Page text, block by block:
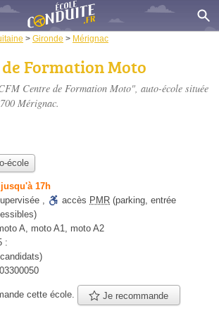
> Gironde > Mérignac
de Formation Moto
Centre de Formation Moto", auto-école située
Mérignac.
école
17h
, accès PMR (parking, entrée
A, moto A1, moto A2
:
cette école. Je recommande